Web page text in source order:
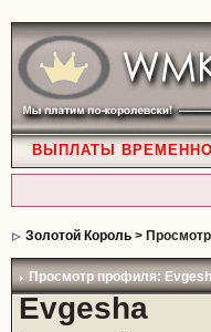
ВЫПЛАТЫ
Золотой Король>
Просмотр профиля:
Evgesha